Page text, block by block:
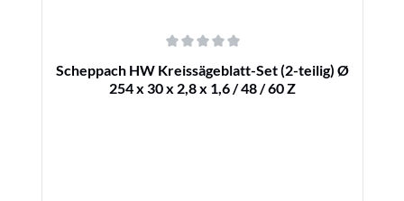
Durchschnittliche Bewertung von 0 von 5 Sternen
Scheppach HW Kreissägeblatt-Set (2-teilig) Ø
254 x 30 x 2,8 x 1,6 / 48 / 60 Z